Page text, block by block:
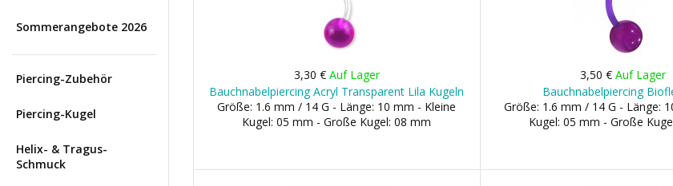
Sommerangebote 2026
Piercing-Zubehör
Piercing-Kugel
Helix- & Tragus-
Schmuck
3,30 € Auf Lager
Bauchnabelpiercing Acryl Transparent Lila Kugeln
Größe: 1.6 mm / 14 G - Länge: 10 mm - Kleine
Kugel: 05 mm - Große Kugel: 08 mm
3,50 €Auf Lager
Bauchnabelpiercing
Größe: 1.6 mm / 14 G - Länge:
Kugel: 05 mm - Große